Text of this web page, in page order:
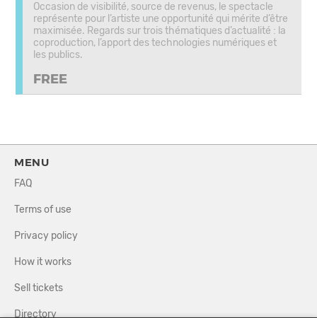
Occasion de visibilité, source de revenus, le spectacle
représente pour l’artiste une opportunité qui mérite d’être
maximisée. Regards sur trois thématiques d’actualité : la
coproduction, l’apport des technologies numériques et
les publics.
FREE
MENU
FAQ
Terms of use
Privacy policy
How it works
Sell tickets
Directory